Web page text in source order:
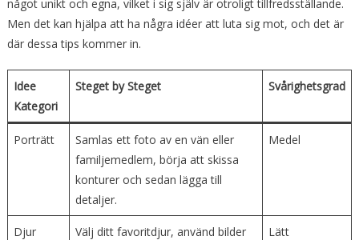
något unikt och egna, vilket i sig själv är otroligt tillfredsställande.
Men det kan hjälpa att ha några idéer att luta sig mot, och det är
där dessa tips kommer in.
Idee
Kategori
Steget by Steget Svårighetsgrad
Porträtt
Samlas ett foto av en vän eller
familjemedlem, börja att skissa
konturer och sedan lägga till
detaljer.
Medel
Djur
Välj ditt favoritdjur, använd bilder
Lätt